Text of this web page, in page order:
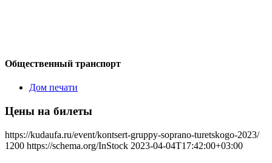
Общественный транспорт
Дом печати
Цены на билеты
https://kudaufa.ru/event/kontsert-gruppy-soprano-turetskogo-2023/
1200 https://schema.org/InStock 2023-04-04T17:42:00+03:00